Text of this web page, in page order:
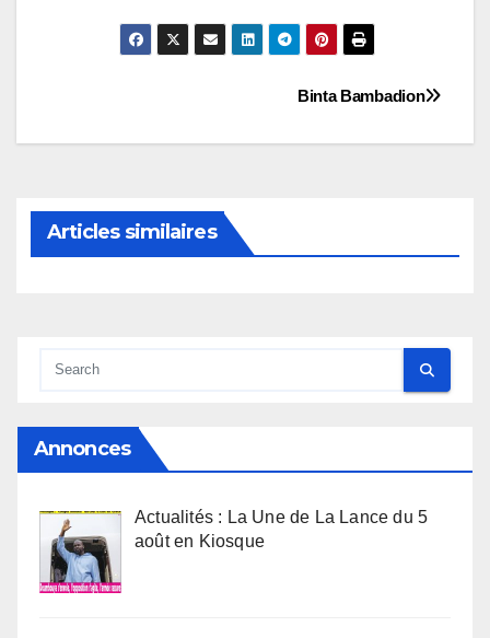
de
Binta Bambadion
Articles similaires
Annonces
Actualités : La Une de La Lance du 5
août en Kiosque